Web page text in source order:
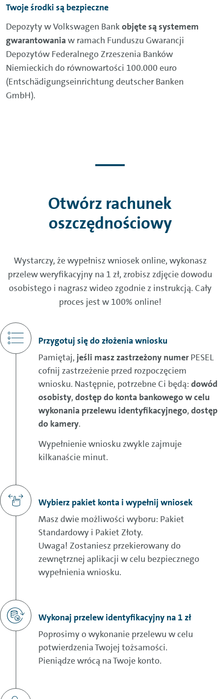
Twoje środki są bezpieczne
Depozyty w Volkswagen Bankobjęte są systemem
gwarantowaniaw ramach Funduszu Gwarancji
Depozytów Federalnego Zrzeszenia Banków
Niemieckich do równowartości 100.000 euro
(Entschädigungseinrichtung deutscher Banken
GmbH).
Otwórz rachunek
oszczędnościowy
Wystarczy, że wypełnisz wniosek online, wykonasz
przelew weryfikacyjny na 1 zł, zrobisz zdjęcie dowodu
osobistego i nagrasz wideo zgodnie z instrukcją. Cały
proces jest w 100% online!
Przygotuj się do złożenia wniosku
Pamiętaj, jeśli masz zastrzeżony numer PESEL
cofnij zastrzeżenie przed rozpoczęciem
wniosku. Następnie, potrzebne Ci będą: dowód
osobisty, dostęp do konta bankowego w celu
wykonania przelewu identyfikacyjnego, dostęp
do kamery.
Wypełnienie wniosku zwykle zajmuje
kilkanaście minut.
Wybierz pakiet konta i wypełnij wniosek
Masz dwie możliwości wyboru: Pakiet
Standardowy i Pakiet Złoty.
Uwaga! Zostaniesz przekierowany do
zewnętrznej aplikacji w celu bezpiecznego
wypełnienia wniosku.
Wykonaj przelew identyfikacyjny na 1 zł
Poprosimy o wykonanie przelewu w celu
potwierdzenia Twojej tożsamości.
Pieniądze wrócą na Twoje konto. ​